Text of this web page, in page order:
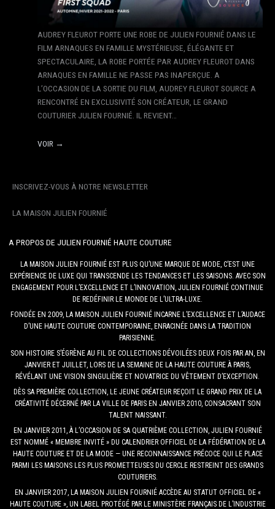
AUDREY FLEUROT PORTE UNE ROBE DE JULIEN FOURNIÉ DANS LE
FILM ARNAQUES EN FAMILLE MYSTÉRIEUSE, ÉLÉGANTE ET
SPECTACULAIRE, LA ROBE PORTÉE PAR AUDREY FLEUROT DANS
ARNAQUES EN FAMILLE NE PASSE PAS INAPERÇUE. A
L’OCCASION DE LA SORTIE DU FILM, AUDREY FLEUROT SOURCE A
RENCONTRÉ EN EXCLUSIVITÉ SON CRÉATEUR, LE GRAND
COUTURIER JULIEN FOURNIÉ. IL REVIENT…
VOIR →
INSCRIVEZ-VOUS À NOTRE NEWSLETTER
LA MAISON JULIEN FOURNIÉ
A PROPOS DE JULIEN FOURNIÉ HAUTE COUTURE
LA MAISON JULIEN FOURNIÉ EST PLUS QU’UNE MARQUE DE MODE, C’EST UNE
EXPÉRIENCE DE LUXE QUI TRANSCENDE LES TENDANCES ET LES SAISONS. AVEC SON
ENGAGEMENT POUR L’EXCELLENCE ET L’INNOVATION, JULIEN FOURNIÉ CONTINUE
DE REDÉFINIR LE MONDE DE L’ULTRA-LUXE.
FONDÉE EN 2009, LA MAISON JULIEN FOURNIÉ INCARNE L’EXCELLENCE ET L’AUDACE
D’UNE HAUTE COUTURE CONTEMPORAINE, ENRACINÉE DANS LA TRADITION
PARISIENNE.
SON HISTOIRE S’ÉGRÈNE AU FIL DE COLLECTIONS DÉVOILÉES DEUX FOIS PAR AN, EN
JANVIER ET JUILLET, LORS DE LA SEMAINE DE LA HAUTE COUTURE À PARIS,
RÉVÉLANT UNE VISION SINGULIÈRE ET NOVATRICE DU VÊTEMENT D’EXCEPTION.
DÈS SA PREMIÈRE COLLECTION, LE JEUNE CRÉATEUR REÇOIT LE GRAND PRIX DE LA
CRÉATIVITÉ DÉCERNÉ PAR LA VILLE DE PARIS EN JANVIER 2010, CONSACRANT SON
TALENT NAISSANT.
EN JANVIER 2011, À L’OCCASION DE SA QUATRIÈME COLLECTION, JULIEN FOURNIÉ
EST NOMMÉ « MEMBRE INVITÉ » DU CALENDRIER OFFICIEL DE LA FÉDÉRATION DE LA
HAUTE COUTURE ET DE LA MODE — UNE RECONNAISSANCE PRÉCOCE QUI LE PLACE
PARMI LES MAISONS LES PLUS PROMETTEUSES DU CERCLE RESTREINT DES GRANDS
COUTURIERS.
EN JANVIER 2017, LA MAISON JULIEN FOURNIÉ ACCÈDE AU STATUT OFFICIEL DE «
HAUTE COUTURE », UN LABEL PROTÉGÉ PAR LE MINISTÈRE FRANÇAIS DE L’INDUSTRIE